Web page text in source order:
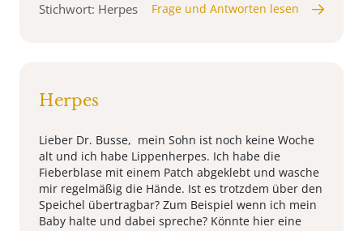
Stichwort: Herpes Frage und Antworten lesen
Herpes
Lieber Dr. Busse, mein Sohn ist noch keine Woche
alt und ich habe Lippenherpes. Ich habe die
Fieberblase mit einem Patch abgeklebt und wasche
mir regelmäßig die Hände. Ist es trotzdem über den
Speichel übertragbar? Zum Beispiel wenn ich mein
Baby halte und dabei spreche? Könnte hier eine